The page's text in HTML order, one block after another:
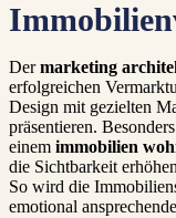
Dermarketing
erfolgreichen
Design mit gezielten
präsentieren.
einem immobilien
die Sichtbarkeit
So wird die
emotional